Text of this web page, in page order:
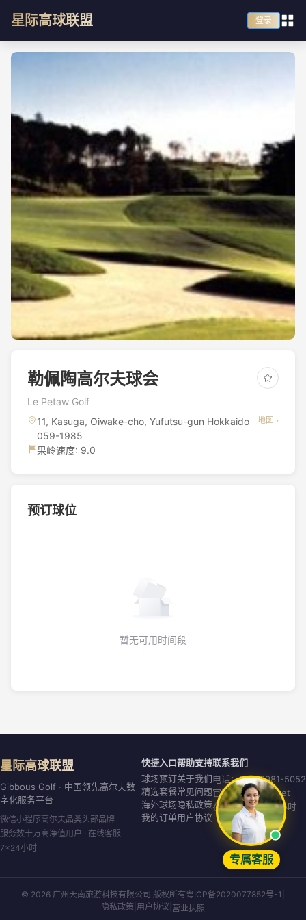
星际高球联盟 登录
勒佩陶高尔夫球会
Le Petaw Golf
11, Kasuga, Oiwake-cho, Yufutsu-gun Hokkaido
059-1985
地图 ›
果岭速度: 9.0
预订球位
暂无可用时间段
星际高球联盟
Gibbous Golf · 中国领先高尔夫数
字化服务平台
微信小程序高尔夫品类头部品牌
服务数十万高净值用户 · 在线客服
7×24小时
快捷入口
球场预订
精选套餐
海外球场
我的订单
帮助支持
关于我们
常见问题
隐私政策
用户协议
联系我们
电话：020-8981-5052
官网：gibbous.net
在线客服：7×24小时
© 2026 广州天南旅游科技有限公司 版权所有粤ICP备2020077852号-1
隐私政策 用户协议 营业执照
专属客服